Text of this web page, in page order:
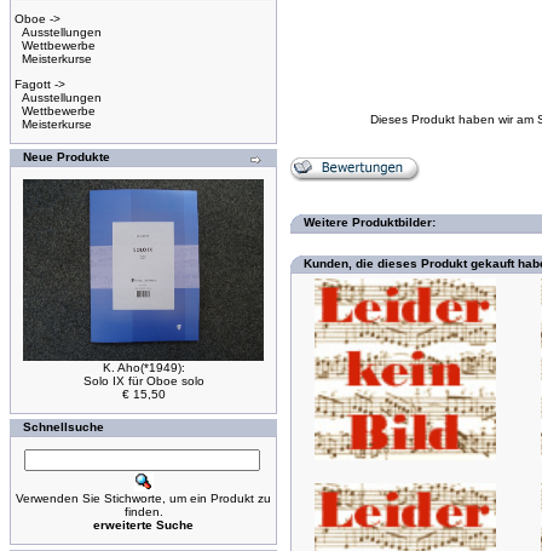
Oboe ->
Ausstellungen
Wettbewerbe
Meisterkurse
Fagott ->
Ausstellungen
Wettbewerbe
Meisterkurse
Neue Produkte
K. Aho(*1949):
Solo IX für Oboe solo
€ 15,50
Schnellsuche
Verwenden Sie Stichworte, um ein Produkt zu
finden.
erweiterte Suche
Dieses Produkt haben wir am
Weitere Produktbilder:
Kunden, die dieses Produkt gekauft